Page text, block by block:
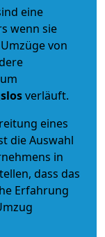
eine
wenn sie
von
verläuft.
eines
die Auswahl
in
dass das
Erfahrung